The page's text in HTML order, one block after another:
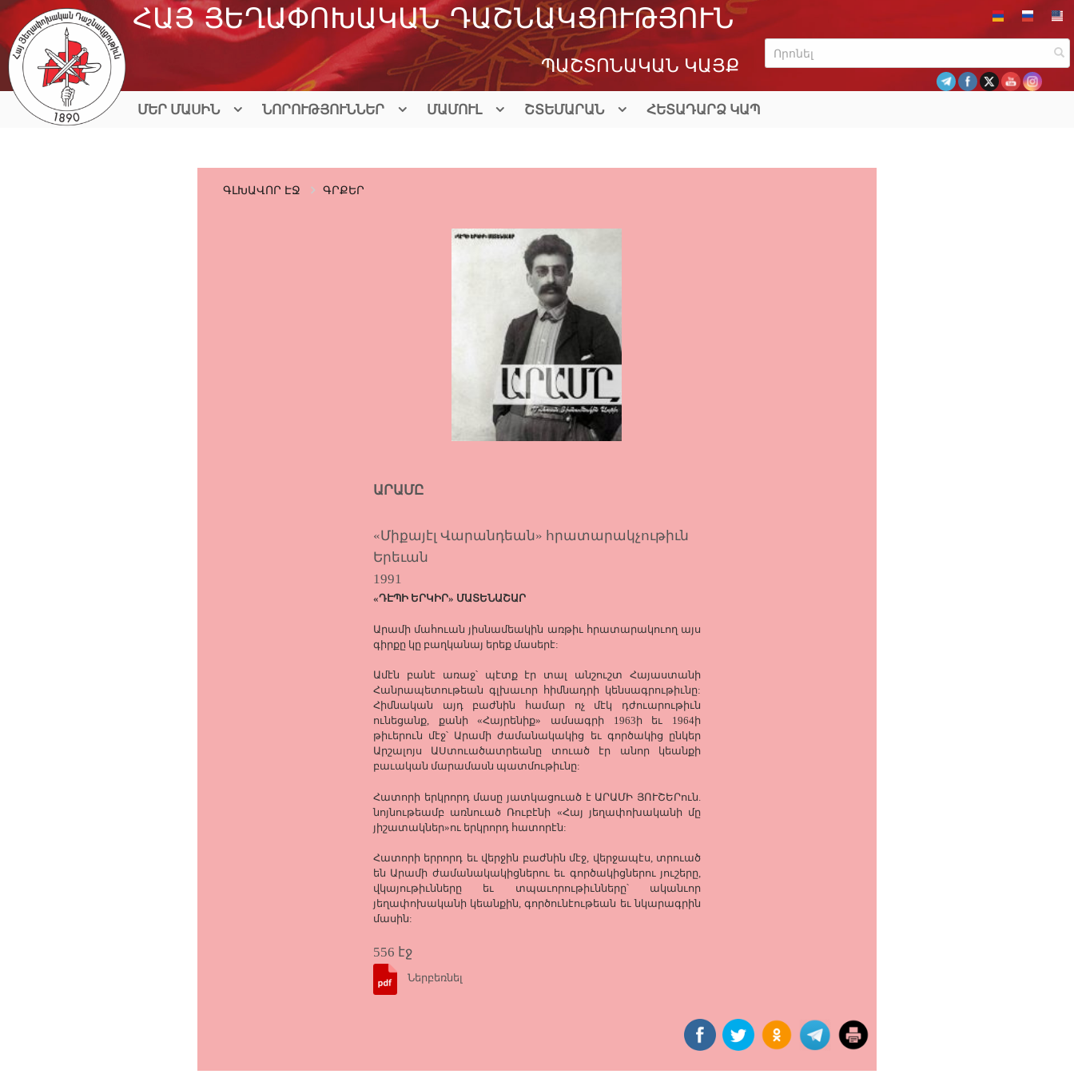
Skip
content
ՀԱՅ ՅԵՂԱՓՈԽԱԿԱՆ ԴԱՇՆԱԿՑՈՒԹՅՈՒՆ
ՊԱՇՏՈՆԱԿԱՆ ԿԱՅՔ
ՄԵՐ ՄԱՍԻՆ ՆՈՐՈՒԹՅՈՒՆՆԵՐ ՄԱՄՈՒԼ ՇՏԵՄԱՐԱՆ ՀԵՏԱԴԱՐՁ ԿԱՊ
ԳԼԽԱՎՈՐ ԷՋ ԳՐՔԵՐ
ԱՐԱՄԸ
«Միքայէլ Վարանդեան» հրատարակչութիւն
Երեւան
1991
«ԴԷՊԻ ԵՐԿԻՐ» ՄԱՏԵՆԱՇԱՐ
Արամի մահուան յիսնամեակին առթիւ հրատարակուող այս
գիրքը կը բաղկանայ երեք մասերէ:
Ամէն բանէ առաջ՝ պէտք էր տալ անշուշտ Հայաստանի
Հանրապետութեան գլխաւոր հիմնադրի կենսագրութիւնը:
Հիմնական այդ բաժնին համար ոչ մէկ դժուարութիւն
ունեցանք, քանի «Հայրենիք» ամսագրի 1963ի եւ 1964ի
թիւերուն մէջ՝ Արամի ժամանակակից եւ գործակից ընկեր
Արշալոյս ԱՍտուածատրեանը տուած էր անոր կեանքի
բաւական մարամասն պատմութիւնը:
Հատորի երկրորդ մասը յատկացուած է ԱՐԱՄԻ ՅՈՒՇԵՐուն.
նոյնութեամբ առնուած Ռուբէնի «Հայ յեղափոխականի մը
յիշատակներ»ու երկրորդ հատորէն:
Հատորի երրորդ եւ վերջին բաժնին մէջ, վերջապէս, տրուած
են Արամի ժամանակակիցներու եւ գործակիցներու յուշերը,
վկայութիւնները եւ տպաւորութիւնները՝ ականւոր
յեղափոխականի կեանքին, գործունէութեան եւ նկարագրին
մասին:
556 էջ
Ներբեռնել